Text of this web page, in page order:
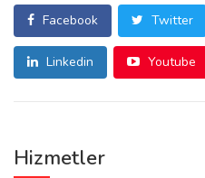
Facebook Twitter
Linkedin Youtube
Hizmetler